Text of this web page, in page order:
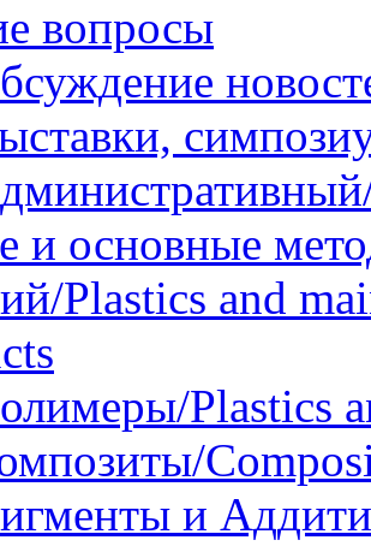
вопросы
и основные
Plastics and
Plastics
и